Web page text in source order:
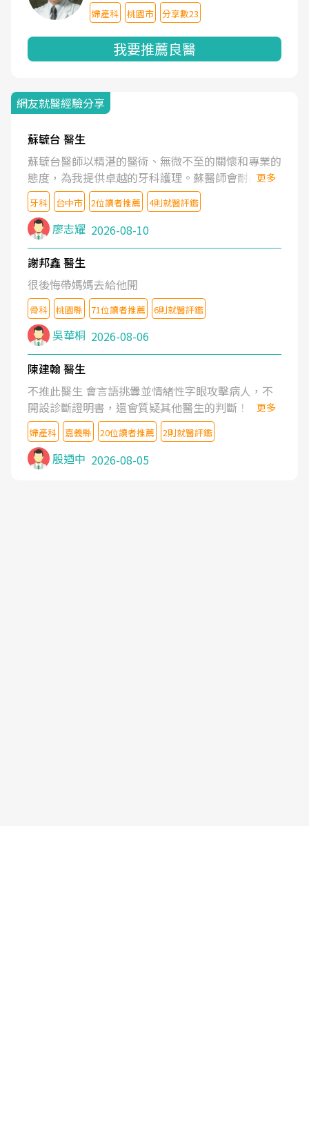
婦產科 桃園市 分享數23
我要推薦良醫
網友就醫經驗分享
蘇毓台 醫生
蘇毓台醫師以精湛的醫術、無微不至的關懷和專業的
態度，為我提供卓越的牙科護理。蘇醫師會耐心了解
我的需求，清楚地解釋治療方案，並營造舒適溫馨的
就診體驗。蘇醫師更鼓勵我維護口腔健康。坦誠的說
蘇醫師是業內最頂尖的牙醫。蘇醫師的醫護團隊也是
一流的水準。
更多
牙科 台中市 2位讀者推薦 4則就醫評鑑
廖志耀 2026-08-10
謝邦鑫 醫生
很後悔帶媽媽去給他開
骨科 桃園縣 71位讀者推薦 6則就醫評鑑
吳華桐 2026-08-06
陳建翰 醫生
不推此醫生 會言語挑釁並情緒性字眼攻擊病人，不
開設診斷證明書，還會質疑其他醫生的判斷！
更多
婦產科 嘉義縣 20位讀者推薦 2則就醫評鑑
殷迺中 2026-08-05